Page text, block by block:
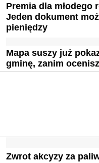
Premia dla młodego
Jeden dokument
pieniędzy
Mapa suszy już
gminę, zanim
Zwrot akcyzy za